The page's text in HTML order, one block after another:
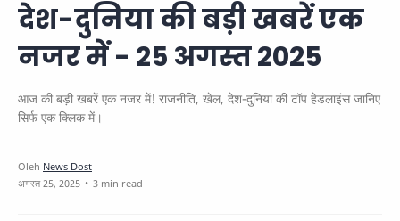
देश-दुनिया की बड़ी खबरें एक
नजर में - 25 अगस्त 2025
आज की बड़ी खबरें एक नजर में! राजनीति, खेल, देश-दुनिया की टॉप हेडलाइंस जानिए
सिर्फ एक क्लिक में।
3 min read